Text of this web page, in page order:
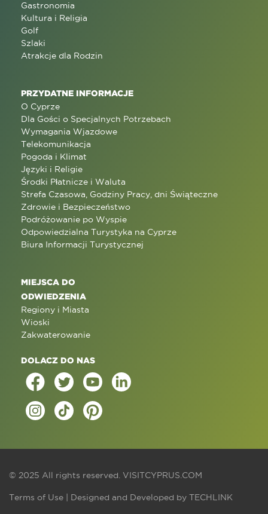
Gastronomia
Kultura i Religia
Golf
Szlaki
Atrakcje dla Rodzin
PRZYDATNE INFORMACJE
O Cyprze
Dla Gości o Specjalnych Potrzebach
Wymagania Wjazdowe
Telekomunikacja
Pogoda i Klimat
Języki i Religie
Środki Płatnicze i Waluta
Strefa Czasowa, Godziny Pracy, dni Świąteczne
Zdrowie i Bezpieczeństwo
Podróżowanie po Wyspie
Odpowiedzialna Turystyka na Cyprze
Biura Informacji Turystycznej
MIEJSCA DO
ODWIEDZENIA
Regiony i Miasta
Wioski
Zakwaterowanie
DOLACZ DO NAS
© 2025 All rights reserved. VISITCYPRUS.COM
Terms of Use | Designed and Developed by TECHLINK